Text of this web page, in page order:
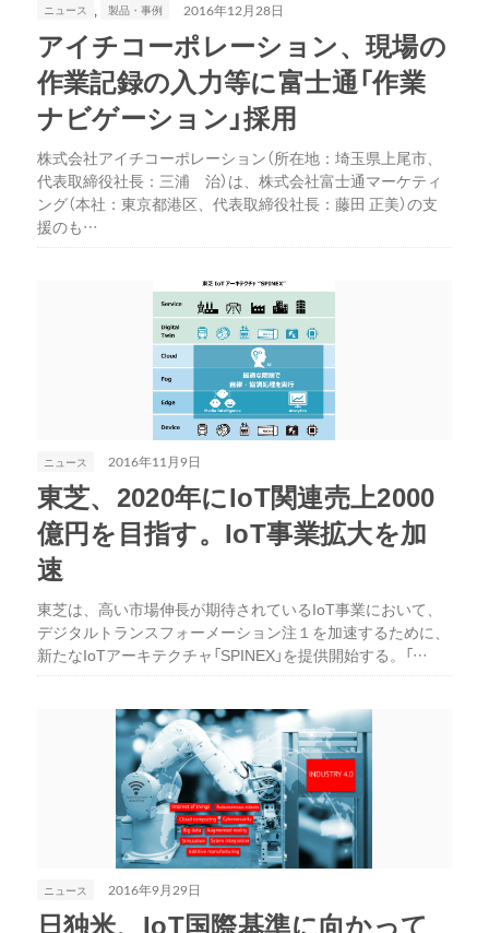
ニュース , 製品・事例 2016年12月28日
アイチコーポレーション、現場の
作業記録の入力等に富士通「作業
ナビゲーション」採用
株式会社アイチコーポレーション（所在地：埼玉県上尾市、
代表取締役社長：三浦 治）は、株式会社富士通マーケティ
ング（本社：東京都港区、代表取締役社長：藤田 正美）の支
援のも…
ニュース 2016年11月9日
東芝、2020年にIoT関連売上2000
億円を目指す。IoT事業拡大を加
速
東芝は、高い市場伸長が期待されているIoT事業において、
デジタルトランスフォーメーション注１を加速するために、
新たなIoTアーキテクチャ「SPINEX」を提供開始する。「…
ニュース 2016年9月29日
日独米、IoT国際基準に向かって